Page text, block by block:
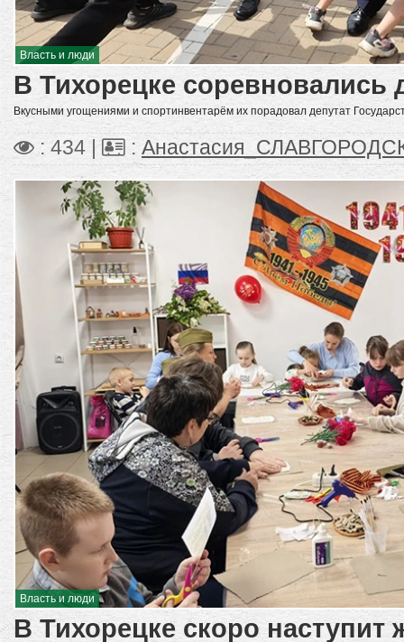
Власть и люди
В Тихорецке соревновались
Вкусными угощениями и спортинвентарём их порадовал депутат
: 434 | :
Власть и люди
В Тихорецке скоро наступит